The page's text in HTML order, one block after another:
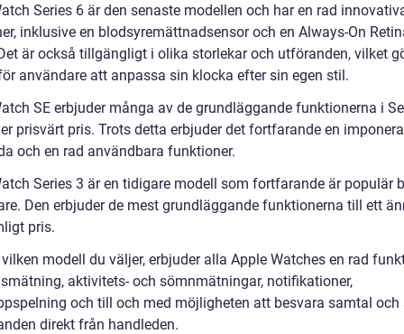
Series 6 är den senaste modellen och har en rad
inklusive en blodsyremättnadsensor och en Always-On
är också tillgängligt i olika storlekar och utföranden, vilket
användare att anpassa sin klocka efter sin egen stil.
SE erbjuder många av de grundläggande funktionerna i
prisvärt pris. Trots detta erbjuder det fortfarande en
och en rad användbara funktioner.
Series 3 är en tidigare modell som fortfarande är populär
Den erbjuder de mest grundläggande funktionerna till ett
pris.
modell du väljer, erbjuder alla Apple Watches en rad
aktivitets- och sömnmätningar, notifikationer,
och till och med möjligheten att besvara samtal och
direkt från handleden.